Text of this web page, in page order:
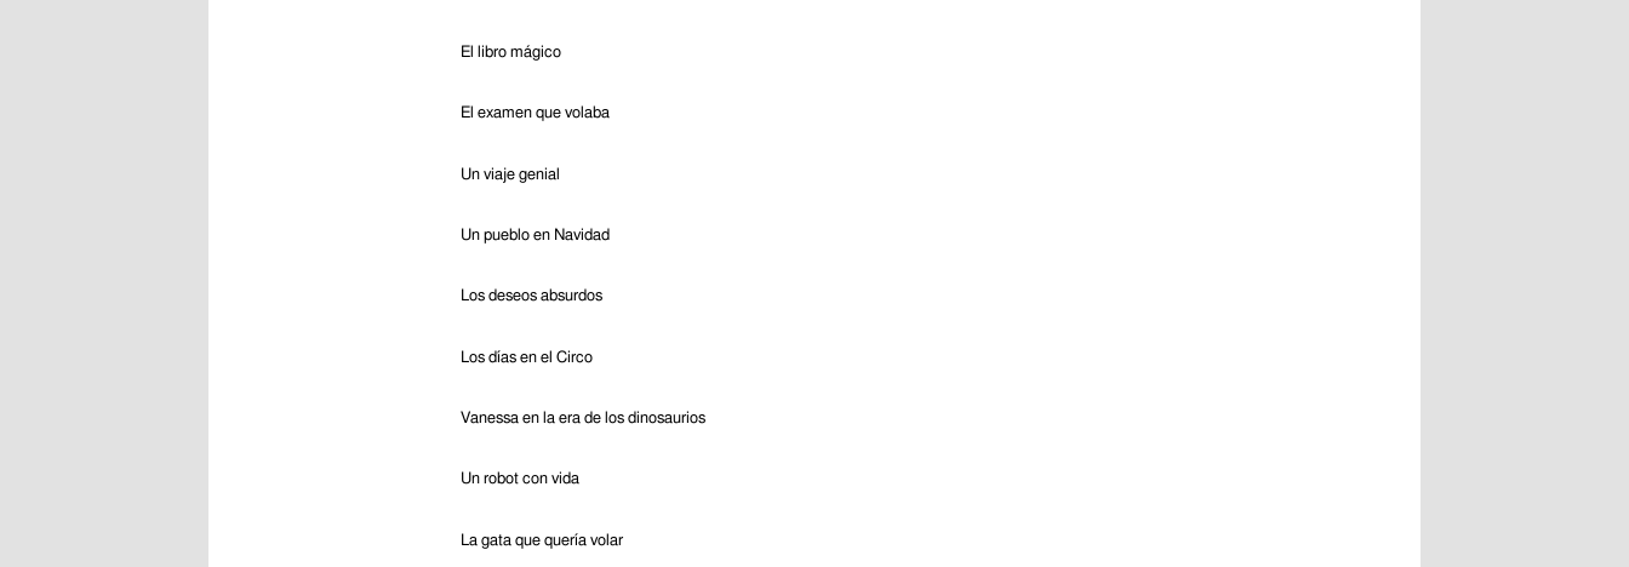
El libro mágico
El examen que volaba
Un viaje genial
Un pueblo en Navidad
Los deseos absurdos
Los días en el Circo
Vanessa en la era de los dinosaurios
Un robot con vida
La gata que quería volar